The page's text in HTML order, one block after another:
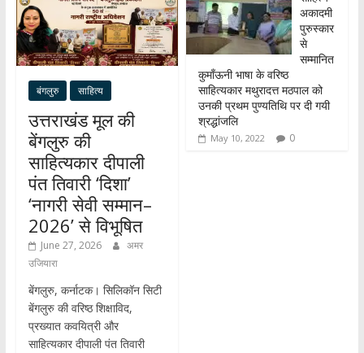
बंगलुरु साहित्य
उत्तराखंड मूल की
बेंगलुरु की
साहित्यकार दीपाली
पंत तिवारी ‘दिशा’
‘नागरी सेवी सम्मान–
2026’ से विभूषित
June 27, 2026
अमर
उजियारा
बेंगलुरु, कर्नाटक। सिलिकॉन सिटी
बेंगलुरु की वरिष्ठ शिक्षाविद,
प्रख्यात कवयित्री और
साहित्यकार दीपाली पंत तिवारी
अकादमी
पुरुस्कार
से
सम्मानित
कुमाँऊनी भाषा के वरिष्ठ
साहित्यकार मथुरादत्त मठपाल को
उनकी प्रथम पुण्यतिथि पर दी गयी
श्रद्धांजलि
May 10, 2022 0